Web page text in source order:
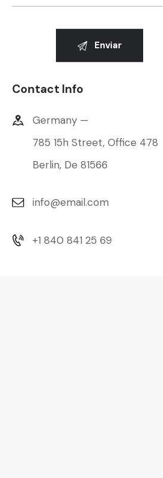
Contact Info
Germany —
785 15h Street, Office 478
Berlin, De 81566
info@email.com
+1 840 841 25 69